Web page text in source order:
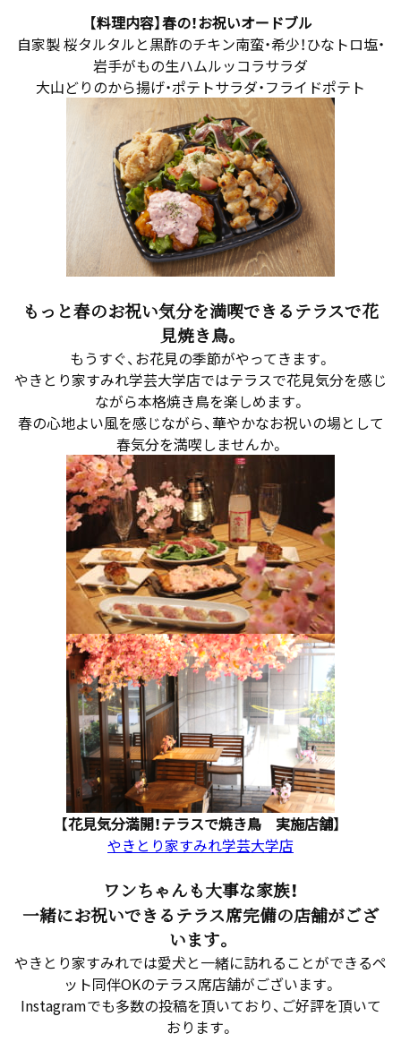
【料理内容】春の！お祝いオードブル
自家製 桜タルタルと黒酢のチキン南蛮・希少！ひなトロ塩・
岩手がもの生ハムルッコラサラダ
大山どりのから揚げ・ポテトサラダ・フライドポテト
もっと春のお祝い気分を満喫できるテラスで花
見焼き鳥。
もうすぐ、お花見の季節がやってきます。
やきとり家すみれ学芸大学店ではテラスで花見気分を感じ
ながら本格焼き鳥を楽しめます。
春の心地よい風を感じながら、華やかなお祝いの場として
春気分を満喫しませんか。
【花見気分満開！テラスで焼き鳥 実施店舗】
やきとり家すみれ学芸大学店
ワンちゃんも大事な家族！
一緒にお祝いできるテラス席完備の店舗がござ
います。
やきとり家すみれでは愛犬と一緒に訪れることができるペ
ット同伴OKのテラス席店舗がございます。
Instagramでも多数の投稿を頂いており、ご好評を頂いて
おります。